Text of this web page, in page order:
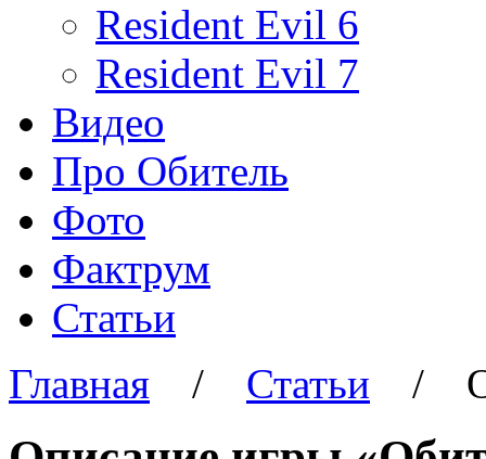
Resident Evil 6
Resident Evil 7
Видео
Про Обитель
Фото
Фактрум
Статьи
Главная / Статьи /